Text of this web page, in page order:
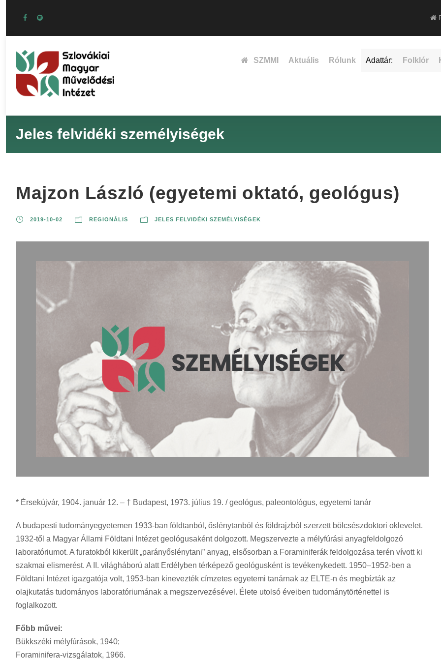
SZMMI Aktuális Rólunk Adattár: Folklór
Jeles felvidéki személyiségek
Majzon László (egyetemi oktató, geológus)
2019-10-02 REGIONÁLIS JELES FELVIDÉKI SZEMÉLYISÉGEK
* Érsekújvár, 1904. január 12. – † Budapest, 1973. július 19. / geológus, paleontológus, egyetemi tanár
A budapesti tudományegyetemen 1933-ban földtanból, őslénytanból és földrajzból szerzett bölcsészdoktori oklevelet.
1932-től a Magyar Állami Földtani Intézet geológusaként dolgozott. Megszervezte a mélyfúrási anyagfeldolgozó
laboratóriumot. A furatokból kikerült „parányőslénytani” anyag, elsősorban a Foraminiferák feldolgozása terén vívott ki
szakmai elismerést. A II. világháború alatt Erdélyben térképező geológusként is tevékenykedett. 1950–1952-ben a
Földtani Intézet igazgatója volt, 1953-ban kinevezték címzetes egyetemi tanárnak az ELTE-n és megbízták az
olajkutatás tudományos laboratóriumának a megszervezésével. Élete utolsó éveiben tudománytörténettel is
foglalkozott.
Főbb művei:
Bükkszéki mélyfúrások, 1940;
Foraminifera-vizsgálatok, 1966.